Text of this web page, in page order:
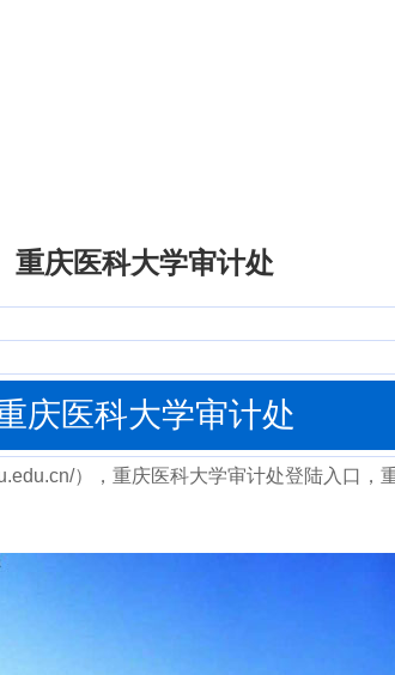
重庆医科大学审计处
庆医科大学审计处
），重庆医科大学审计处登陆入口，